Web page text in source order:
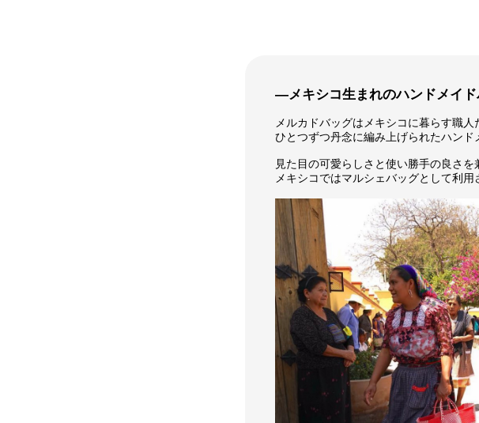
―メキシコ生まれのハンドメイ
メルカドバッグはメキシコに暮らす職人
ひとつずつ丹念に編み上げられたハンド
見た目の可愛らしさと使い勝手の良さ
メキシコではマルシェバッグとして利用